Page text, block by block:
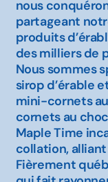
nous
partageant
produits
des milliers de
Nous sommes
sirop d’érable
mini-cornets au
cornets au
Maple Time
collation,
Fièrement